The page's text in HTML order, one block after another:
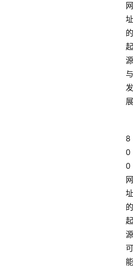
网
址
的
起
源
与
发
展
8
0
0
网
址
的
起
源
可
能